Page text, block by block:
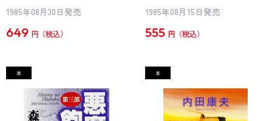
1985年08月30日発売
649 円
1985年08月15日発売
555 円